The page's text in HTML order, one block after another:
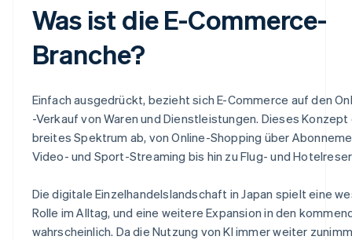
Was ist die E-Commerce-
Branche?
Einfach ausgedrückt, bezieht sich E-Commerce auf den
-Verkauf von Waren und Dienstleistungen. Dieses
breites Spektrum ab, von Online-Shopping über
Video- und Sport-Streaming bis hin zu Flug- und
Die digitale Einzelhandelslandschaft in Japan spielt eine
Rolle im Alltag, und eine weitere Expansion in den
wahrscheinlich. Da die Nutzung von KI immer weiter